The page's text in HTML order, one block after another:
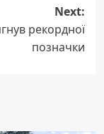
Next:
рекордної
позначки